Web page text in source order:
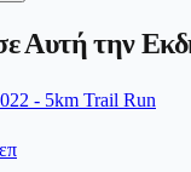
Αυτή την
- 5km Trail Run